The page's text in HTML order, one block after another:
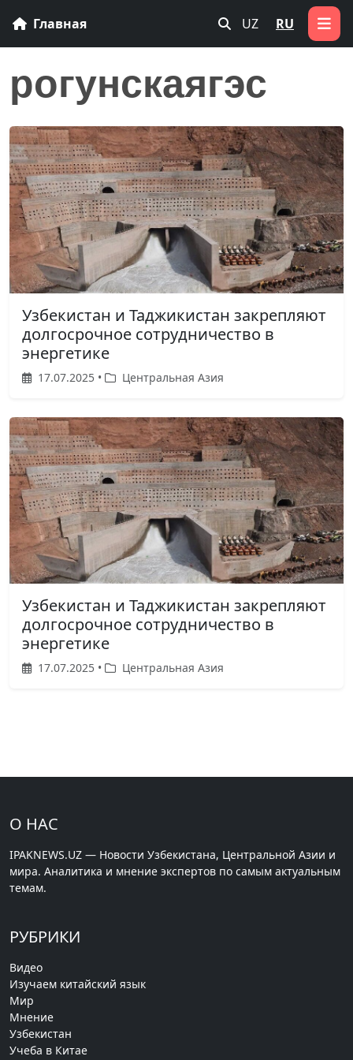
Главная UZ RU
рогунскаягэс
Узбекистан и Таджикистан закрепляют
долгосрочное сотрудничество в
энергетике
17.07.2025 • Центральная Азия
Узбекистан и Таджикистан закрепляют
долгосрочное сотрудничество в
энергетике
17.07.2025 • Центральная Азия
О НАС
IPAKNEWS.UZ — Новости Узбекистана, Центральной Азии и
мира. Аналитика и мнение экспертов по самым актуальным
темам.
РУБРИКИ
Видео
Изучаем китайский язык
Мир
Мнение
Узбекистан
Учеба в Китае